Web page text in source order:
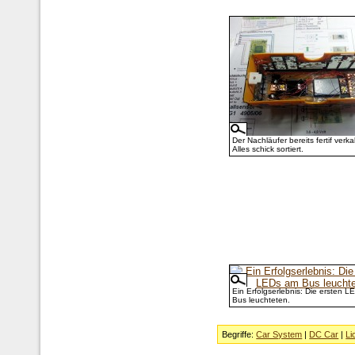
Der Nachläufer bereits fertif
Alles schick sortiert.
Ein Erfolgserlebnis: Die ersten
Bus leuchteten.
Begriffe:Car System | DC Car |